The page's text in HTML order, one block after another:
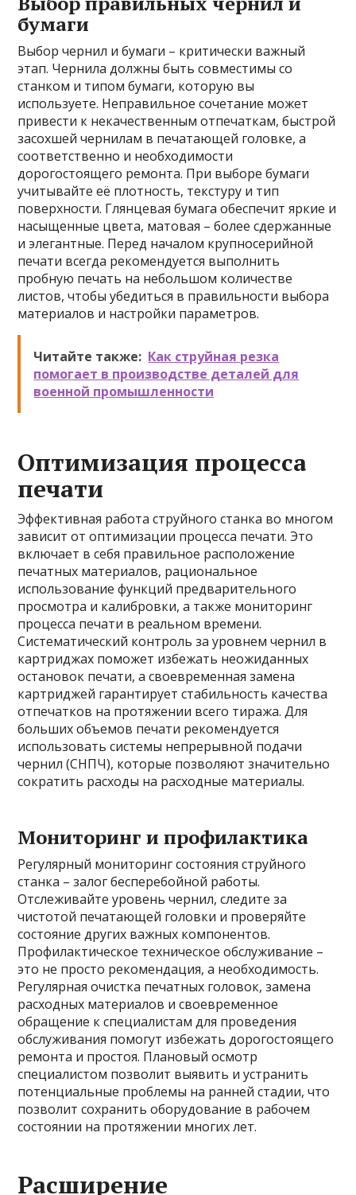
бумаги
Выбор чернил и бумаги – критически важный
этап. Чернила должны быть совместимы со
станком и типом бумаги, которую вы
используете. Неправильное сочетание может
привести к некачественным отпечаткам, быстрой
засохшей чернилам в печатающей головке, а
соответственно и необходимости
дорогостоящего ремонта. При выборе бумаги
учитывайте её плотность, текстуру и тип
поверхности. Глянцевая бумага обеспечит яркие и
насыщенные цвета, матовая – более сдержанные
и элегантные. Перед началом крупносерийной
печати всегда рекомендуется выполнить
пробную печать на небольшом количестве
листов, чтобы убедиться в правильности выбора
материалов и настройки параметров.
Читайте также: Как струйная резка
помогает в производстве деталей для
военной промышленности
Оптимизация процесса
печати
Эффективная работа струйного станка во многом
зависит от оптимизации процесса печати. Это
включает в себя правильное расположение
печатных материалов, рациональное
использование функций предварительного
просмотра и калибровки, а также мониторинг
процесса печати в реальном времени.
Систематический контроль за уровнем чернил в
картриджах поможет избежать неожиданных
остановок печати, а своевременная замена
картриджей гарантирует стабильность качества
отпечатков на протяжении всего тиража. Для
больших объемов печати рекомендуется
использовать системы непрерывной подачи
чернил (СНПЧ), которые позволяют значительно
сократить расходы на расходные материалы.
Мониторинг и профилактика
Регулярный мониторинг состояния струйного
станка – залог бесперебойной работы.
Отслеживайте уровень чернил, следите за
чистотой печатающей головки и проверяйте
состояние других важных компонентов.
Профилактическое техническое обслуживание –
это не просто рекомендация, а необходимость.
Регулярная очистка печатных головок, замена
расходных материалов и своевременное
обращение к специалистам для проведения
обслуживания помогут избежать дорогостоящего
ремонта и простоя. Плановый осмотр
специалистом позволит выявить и устранить
потенциальные проблемы на ранней стадии, что
позволит сохранить оборудование в рабочем
состоянии на протяжении многих лет.
Расширение